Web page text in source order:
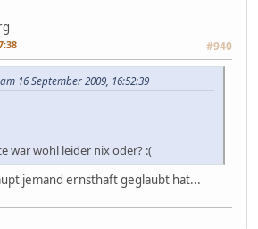
#940
16 September 2009, 16:52:39
war wohl leider nix oder? :(
jemand ernsthaft geglaubt hat...